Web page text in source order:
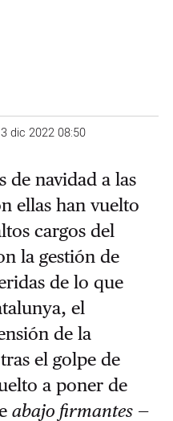
dic 2022 08:50
de navidad a las
ellas han vuelto
cargos del
la gestión de
de lo que
el
de la
el golpe de
a poner de
abajo firmantes—